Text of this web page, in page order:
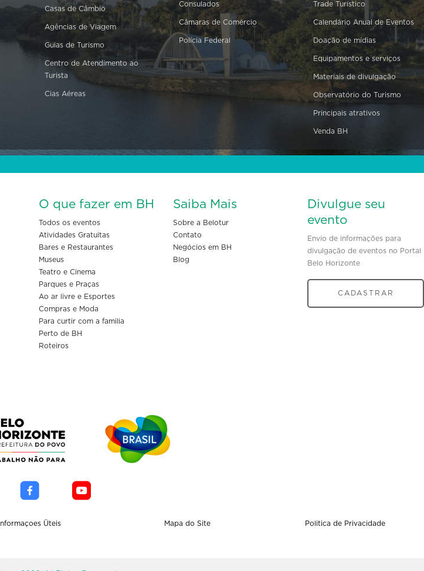
Casas de Câmbio
Agências de Viagem
Guias de Turismo
Centro de Atendimento ao
Turista
Cias Aéreas
Consulados
Câmaras de Comércio
Polícia Federal
Trade Turístico
Calendário Anual de Eventos
Doação de mídias
Equipamentos e serviços
Materiais de divulgação
Observatório do Turismo
Principais atrativos
Venda BH
O que fazer em BH
Todos os eventos
Atividades Gratuitas
Bares e Restaurantes
Museus
Teatro e Cinema
Parques e Praças
Ao ar livre e Esportes
Compras e Moda
Para curtir com a familia
Perto de BH
Roteiros
Saiba Mais
Sobre a Belotur
Contato
Negócios em BH
Blog
Divulgue seu
evento
Envio de informações para
divulgação de eventos no Portal
Belo Horizonte
CADASTRAR
Informaçoes Üteis Mapa do Site Politica de Privacidade